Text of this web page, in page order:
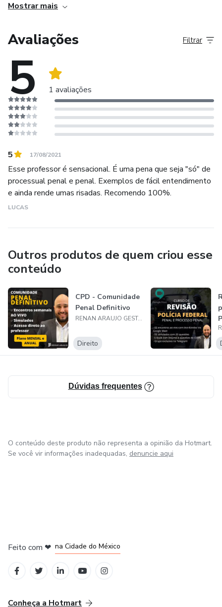
do professor.
Bons estudos!
Mostrar mais
Avaliações
5 1 avaliações
Filtrar
5 17/08/2021
Esse professor é sensacional. É uma pena que seja "só" de
processual penal e penal. Exemplos de fácil entendimento
e ainda rende umas risadas. Recomendo 100%.
LUCAS
Outros produtos de quem criou esse
conteúdo
CPD - Comunidade
Penal Definitivo
RENAN ARAUJO GESTÃO DE DIREITOS AUTORAIS EIRELI
Direito
Dúvidas frequentes
O conteúdo deste produto não representa a opinião da Hotmart.
Se você vir informações inadequadas, denuncie aqui
Feito com ❤ na Cidade do México
Conheça a Hotmart